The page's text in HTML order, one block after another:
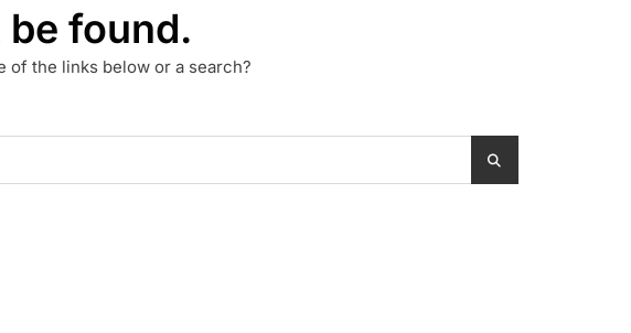
be found.
of the links below or a search?